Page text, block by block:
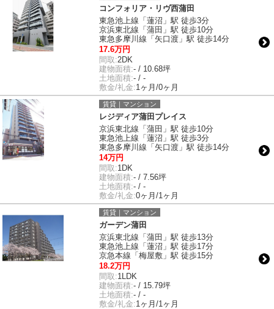
コンフォリア・リヴ西蒲田
東急池上線「蓮沼」駅 徒歩3分
京浜東北線「蒲田」駅 徒歩10分
東急多摩川線「矢口渡」駅 徒歩14分
17.6万円
間取:2DK
建物面積:- / 10.68坪
土地面積:- / -
敷金/礼金:1ヶ月/0ヶ月
賃貸｜マンション
レジディア蒲田プレイス
京浜東北線「蒲田」駅 徒歩10分
東急池上線「蓮沼」駅 徒歩3分
東急多摩川線「矢口渡」駅 徒歩14分
14万円
間取:1DK
建物面積:- / 7.56坪
土地面積:- / -
敷金/礼金:0ヶ月/1ヶ月
賃貸｜マンション
ガーデン蒲田
京浜東北線「蒲田」駅 徒歩13分
東急池上線「蓮沼」駅 徒歩17分
京急本線「梅屋敷」駅 徒歩15分
18.2万円
間取:1LDK
建物面積:- / 15.79坪
土地面積:- / -
敷金/礼金:1ヶ月/1ヶ月